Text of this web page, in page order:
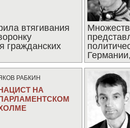
втягивания
гражданских
РАБКИН
НА